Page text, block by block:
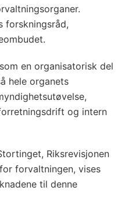
forskningsråd,
en organisatorisk del
hele organets
og intern
Riksrevisjonen
forvaltningen, vises
til denne